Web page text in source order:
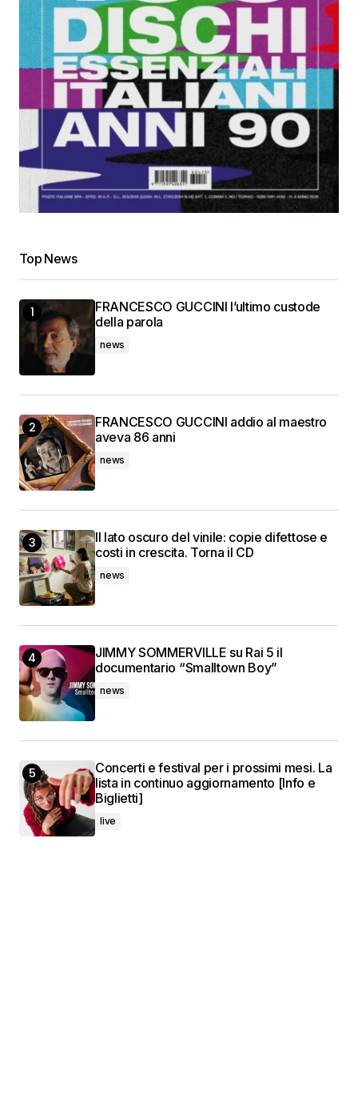
Top News
FRANCESCO GUCCINI l’ultimo custode
della parola
news
FRANCESCO GUCCINI addio al maestro
aveva 86 anni
news
Il lato oscuro del vinile: copie difettose e
costi in crescita. Torna il CD
news
JIMMY SOMMERVILLE su Rai 5 il
documentario “Smalltown Boy”
news
Concerti e festival per i prossimi mesi. La
lista in continuo aggiornamento [Info e
Biglietti]
live